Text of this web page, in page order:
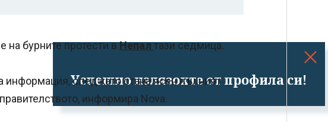
Успешно излязохте от профила си!
на бурните протести вНепалтази седмица.
след като стана ясен пълният
информира Nova.